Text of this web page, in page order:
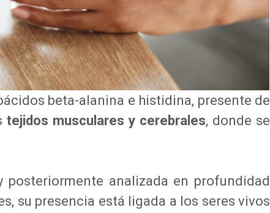
beta-alanina e histidina, presente de
tejidos musculares y cerebrales, donde se
analizada en profundidad
su presencia está ligada a los seres vivos